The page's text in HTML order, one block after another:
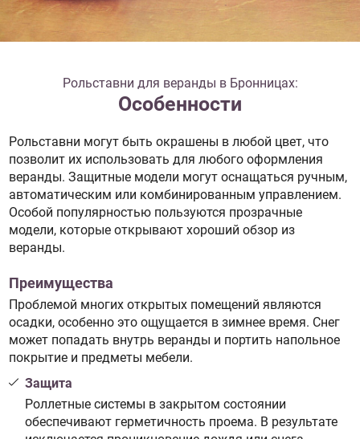
Рольставни для веранды в Бронницах:
Особенности
Рольставни могут быть окрашены в любой цвет, что
позволит их использовать для любого оформления
веранды. Защитные модели могут оснащаться ручным,
автоматическим или комбинированным управлением.
Особой популярностью пользуются прозрачные
модели, которые открывают хороший обзор из
веранды.
Преимущества
Проблемой многих открытых помещений являются
осадки, особенно это ощущается в зимнее время. Снег
может попадать внутрь веранды и портить напольное
покрытие и предметы мебели.
Защита
Роллетные системы в закрытом состоянии
обеспечивают герметичность проема. В результате